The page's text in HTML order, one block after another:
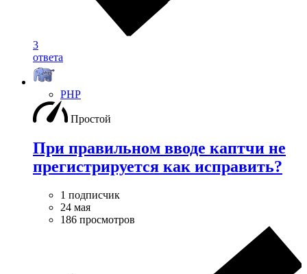
3
ответа
PHP
Простой
При правильном вводе каптчи не
прегистрируется как исправить?
1 подписчик
24 мая
186 просмотров